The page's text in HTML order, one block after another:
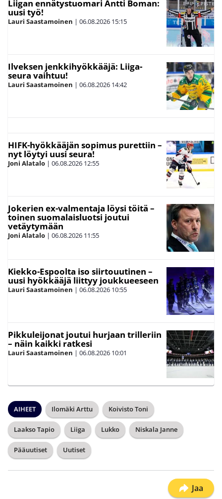
Liigan ennätystuomari Antti Boman:
uusi työ!
Lauri Saastamoinen | 06.08.2026 15:15
Ilveksen jenkkihyökkääjä: Liiga-
seura vaihtuu!
Lauri Saastamoinen | 06.08.2026 14:42
HIFK-hyökkääjän sopimus purettiin –
nyt löytyi uusi seura!
Joni Alatalo | 06.08.2026 12:55
Jokerien ex-valmentaja löysi töitä –
toinen suomalaisluotsi joutui
vetäytymään
Joni Alatalo | 06.08.2026 11:55
Kiekko-Espoolta iso siirtouutinen –
uusi hyökkääjä liittyy joukkueeseen
Lauri Saastamoinen | 06.08.2026 10:55
Pikkuleijonat joutui hurjaan trilleriin
– näin kaikki ratkesi
Lauri Saastamoinen | 06.08.2026 10:01
AIHEET Ilomäki Arttu Koivisto Toni
Laakso Tapio Liiga Lukko Niskala Janne
Pääuutiset Uutiset
Jaa